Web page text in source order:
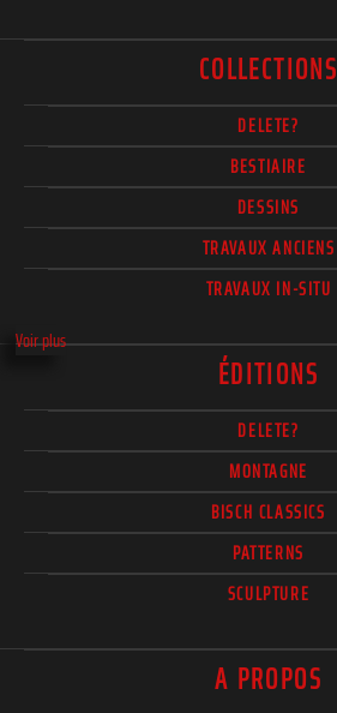
Voir plus
COLLECTIONS
DELETE?
BESTIAIRE
DESSINS
TRAVAUX ANCIENS
TRAVAUX IN-SITU
ÉDITIONS
DELETE?
MONTAGNE
BISCH CLASSICS
PATTERNS
SCULPTURE
A PROPOS